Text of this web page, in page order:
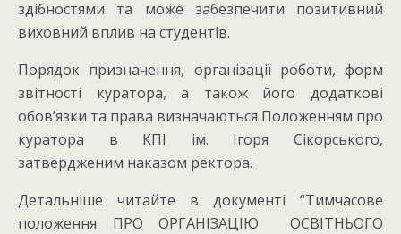
здібностями та може забезпечити позитивний
виховний вплив на студентів.
Порядок призначення, організації роботи, форм
звітності куратора, а також його додаткові
обов’язки та права визначаються Положенням про
куратора в КПІ ім. Ігоря Сікорського,
затвердженим наказом ректора.
Детальніше читайте в документі “Тимчасове
положення ПРО ОРГАНІЗАЦІЮ ОСВІТНЬОГО